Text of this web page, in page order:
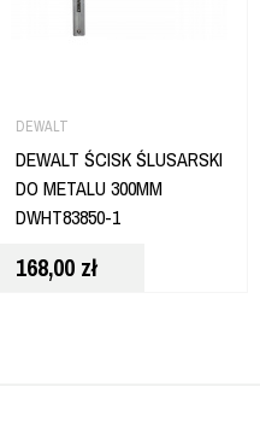
DEWALT
DEWALT ŚCISK ŚLUSARSKI
DO METALU 300MM
DWHT83850-1
168,00 zł